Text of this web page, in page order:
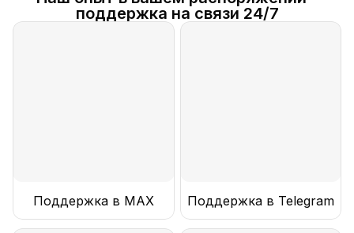
поддержка на связи 24/7
Поддержка в MAX Поддержка в Telegram